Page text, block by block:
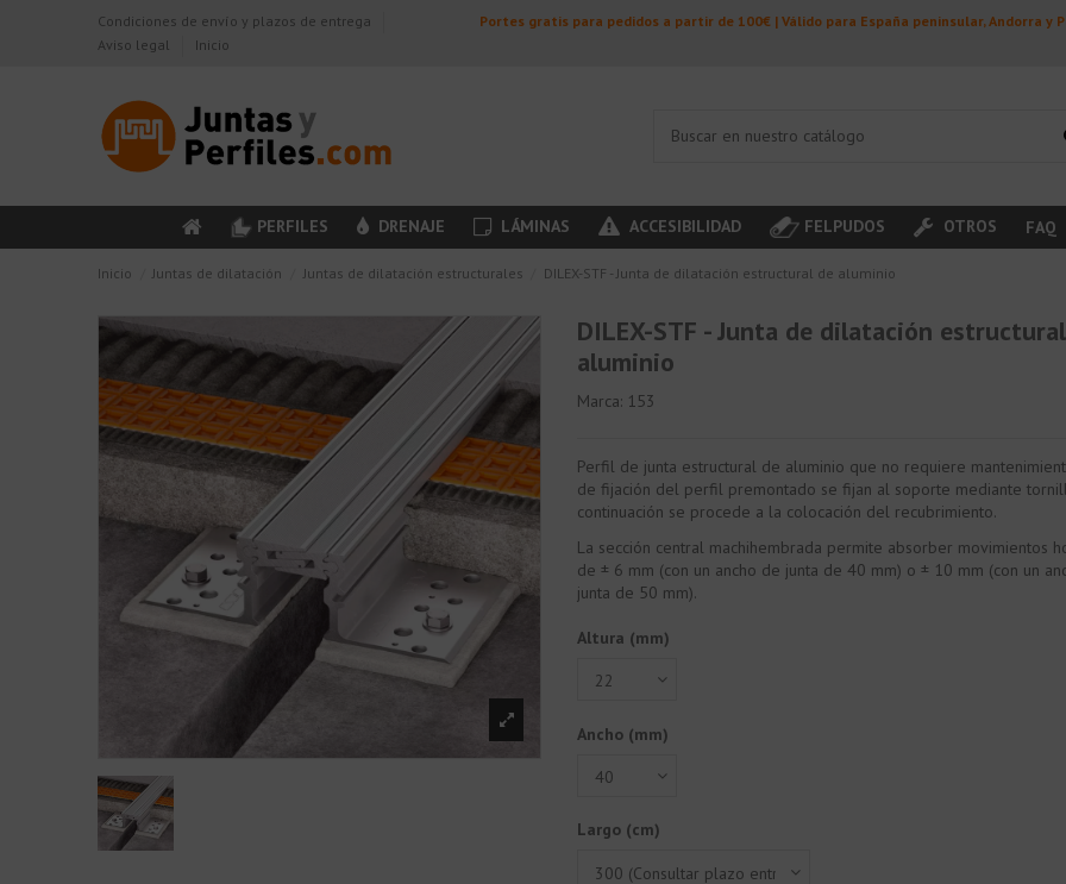
Condiciones de envío y plazos de entrega
Aviso legal
Inicio
Portes gratis para pedidos a partir de 100€ | Válido para España peninsular, Andorra y
PERFILES DRENAJE LÁMINAS ACCESIBILIDAD FELPUDOS OTROS FAQ
Inicio Juntas de dilatación Juntas de dilatación estructurales DILEX-STF - Junta de dilatación estructural de aluminio
DILEX-STF - Junta de dilatación
aluminio
Marca: 153
Perfil de junta estructural de aluminio que no requiere
de fijación del perfil premontado se fijan al soporte mediante
continuación se procede a la colocación del recubrimiento.
La sección central machihembrada permite absorber movimientos
de ± 6 mm (con un ancho de junta de 40 mm) o ± 10 mm (con un
junta de 50 mm).
Altura (mm)
Ancho (mm)
Largo (cm)